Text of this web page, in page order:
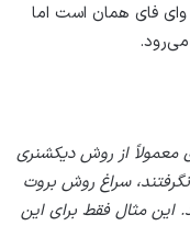
وای فای همان است اما
معمولاً از روش دیکشنری
سراغ روش بروت
ساده مثلاً ۰ تا ۹ می‌روند. این مثال فقط برای این